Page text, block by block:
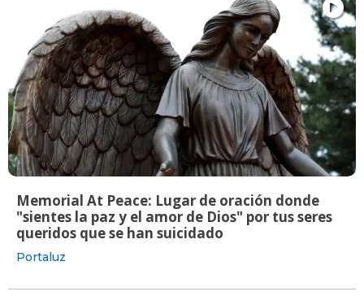
Memorial At Peace: Lugar de oración donde
"sientes la paz y el amor de Dios" por tus seres
queridos que se han suicidado
Portaluz